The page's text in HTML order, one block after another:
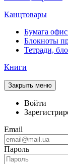
Канцтовары
Бумага
Блокноты
Тетради,
Книги
Закрыть меню
Войти
Email
Пароль